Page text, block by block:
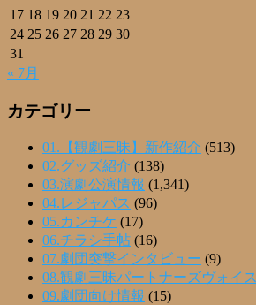
17 18 19 20 21 22 23
24 25 26 27 28 29 30
31
« 7月
カテゴリー
01.【観劇三昧】新作紹介 (513)
02.グッズ紹介 (138)
03.演劇公演情報 (1,341)
04.レジャパス (96)
05.カンチケ (17)
06.チラシ手帖 (16)
07.劇団突撃インタビュー (9)
08.観劇三昧パートナーズヴォイス
09.劇団向け情報 (15)